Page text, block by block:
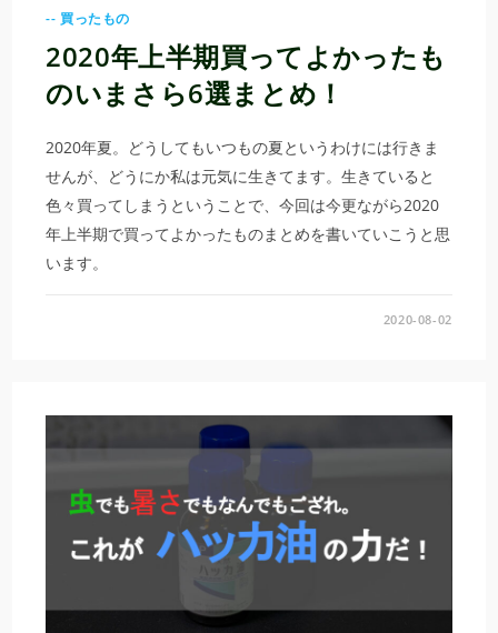
-- 買ったもの
2020年上半期買ってよかったも
のいまさら6選まとめ！
2020年夏。どうしてもいつもの夏というわけには行きま
せんが、どうにか私は元気に生きてます。生きていると
色々買ってしまうということで、今回は今更ながら2020
年上半期で買ってよかったものまとめを書いていこうと思
います。
2020-08-02